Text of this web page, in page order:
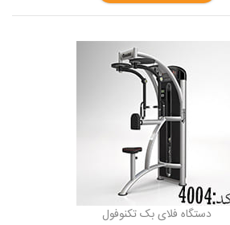
دستگاه فلای بک تکنوفول